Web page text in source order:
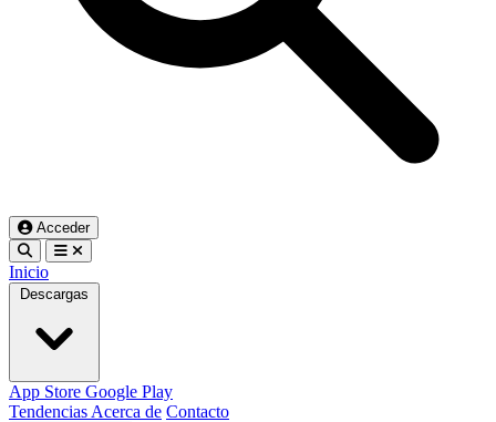
Acceder
Inicio
Descargas
App Store Google Play
Tendencias Acerca de Contacto